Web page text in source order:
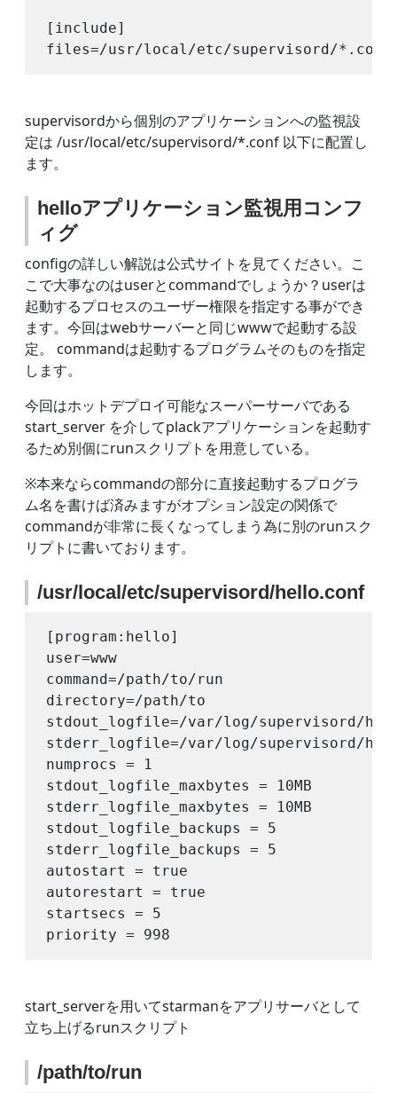
[include]
supervisordから個別のアプリケーションへの監視設
定は /usr/local/etc/supervisord/*.conf 以下に配置し
ます。
helloアプリケーション監視用コンフ
ィグ
configの詳しい解説は公式サイトを見てください。こ
こで大事なのはuserとcommandでしょうか？userは
起動するプロセスのユーザー権限を指定する事ができ
ます。今回はwebサーバーと同じwwwで起動する設
定。 commandは起動するプログラムそのものを指定
します。
今回はホットデプロイ可能なスーパーサーバである
start_server を介してplackアプリケーションを起動す
るため別個にrunスクリプトを用意している。
※本来ならcommandの部分に直接起動するプログラ
ム名を書けば済みますがオプション設定の関係で
commandが非常に長くなってしまう為に別のrunスク
リプトに書いております。
/usr/local/etc/supervisord/hello.conf
[program:hello]
user=www
command=/path/to/run
directory=/path/to
stdout_logfile=/var/log/supervisord/
stderr_logfile=/var/log/supervisord/
numprocs = 1
stdout_logfile_maxbytes = 10MB
stderr_logfile_maxbytes = 10MB
stdout_logfile_backups = 5
stderr_logfile_backups = 5
autostart = true
autorestart = true
startsecs = 5
start_serverを用いてstarmanをアプリサーバとして
立ち上げるrunスクリプト
/path/to/run